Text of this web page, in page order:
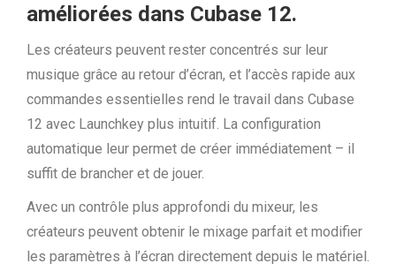
améliorées dans Cubase 12.
Les créateurs peuvent rester concentrés sur leur
musique grâce au retour d’écran, et l’accès rapide aux
commandes essentielles rend le travail dans Cubase
12 avec Launchkey plus intuitif. La configuration
automatique leur permet de créer immédiatement – il
suffit de brancher et de jouer.
Avec un contrôle plus approfondi du mixeur, les
créateurs peuvent obtenir le mixage parfait et modifier
les paramètres à l’écran directement depuis le matériel.